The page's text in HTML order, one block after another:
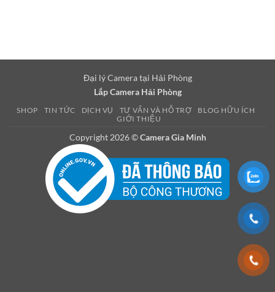
Đại lý Camera tại Hải Phòng
Lắp Camera Hải Phòng
SHOP TIN TỨC DỊCH VỤ TƯ VẤN VÀ HỖ TRỢ
BLOG HỮU ÍCH
GIỚI THIỆU
Copyright 2026 ©Camera Gia Minh